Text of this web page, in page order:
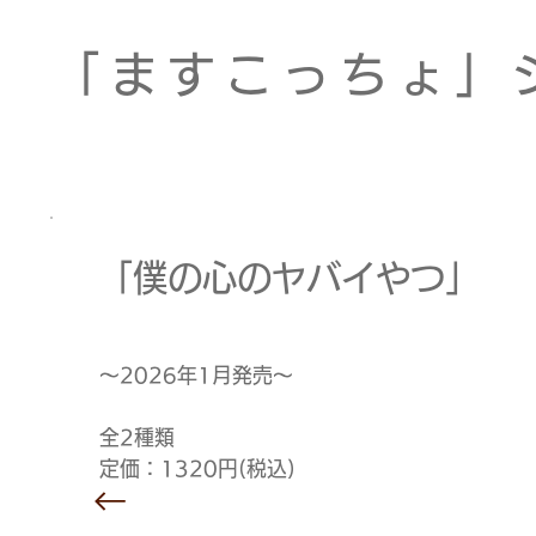
「ますこっちょ」
「僕の心のヤバイやつ」
～2026年1月発売～
全2種類
定価：1320円(税込)